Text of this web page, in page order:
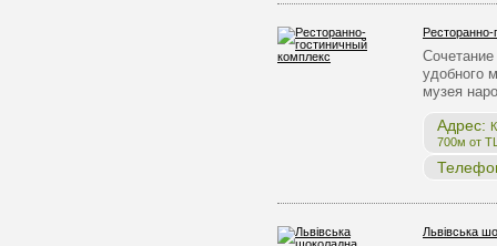
удобного
музея
Адрес:
700м от
Львівська